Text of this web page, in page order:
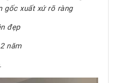
gốc xuất xứ rõ ràng
đẹp
năm